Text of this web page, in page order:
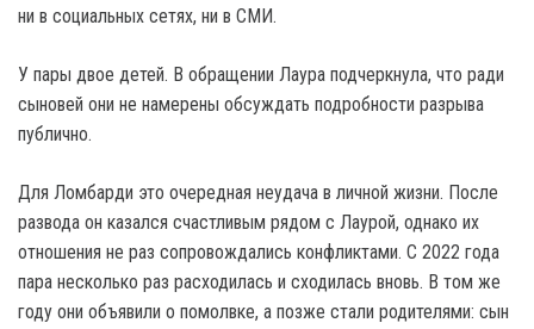
ни в социальных сетях, ни в СМИ.
У пары двое детей. В обращении Лаура подчеркнула, что ради
сыновей они не намерены обсуждать подробности разрыва
публично.
Для Ломбарди это очередная неудача в личной жизни. После
развода он казался счастливым рядом с Лаурой, однако их
отношения не раз сопровождались конфликтами. С 2022 года
пара несколько раз расходилась и сходилась вновь. В том же
году они объявили о помолвке, а позже стали родителями: сын